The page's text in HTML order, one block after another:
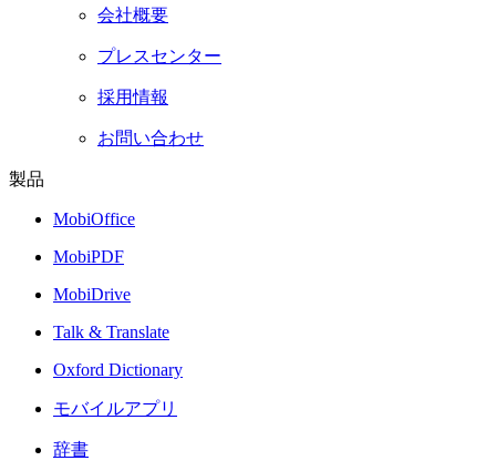
会社概要
プレスセンター
採用情報
お問い合わせ
製品
MobiOffice
MobiPDF
MobiDrive
Talk & Translate
Oxford Dictionary
モバイルアプリ
辞書